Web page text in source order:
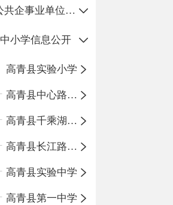
公共企事业单位信息公开
中小学信息公开
高青县实验小学
高青县中心路小学
高青县千乘湖小学
高青县长江路小学
高青县实验中学
高青县第一中学